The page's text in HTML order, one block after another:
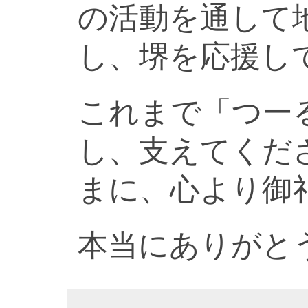
の活動を通して
し、堺を応援し
これまで「つー
し、支えてく
まに、心より御
本当にありがと